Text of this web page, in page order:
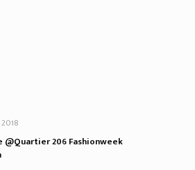
@Quartier 206 Fashionweek